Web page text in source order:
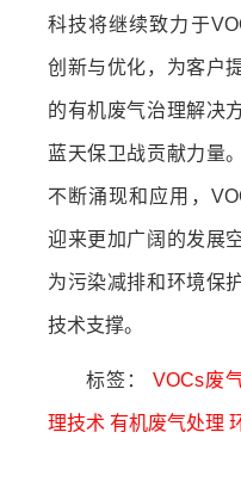
科技将继续致力于
创新与优化，为客户
的有机废气治理解决
蓝天保卫战贡献力量
不断涌现和应用，
迎来更加广阔的发展
为污染减排和环境保
技术支撑。
标签： VOCs废
理技术 有机废气处理